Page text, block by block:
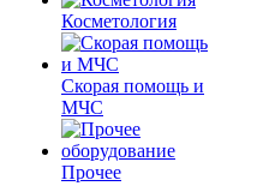
Косметология
Скорая помощь и
МЧС
Прочее